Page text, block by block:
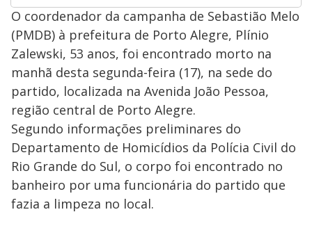
O coordenador da campanha de Sebastião Melo
(PMDB) à prefeitura de Porto Alegre, Plínio
Zalewski, 53 anos, foi encontrado morto na
manhã desta segunda-feira (17), na sede do
partido, localizada na Avenida João Pessoa,
região central de Porto Alegre.
Segundo informações preliminares do
Departamento de Homicídios da Polícia Civil do
Rio Grande do Sul, o corpo foi encontrado no
banheiro por uma funcionária do partido que
fazia a limpeza no local.